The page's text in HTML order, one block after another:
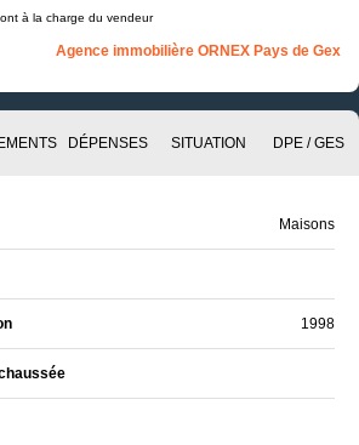
à la charge du vendeur
Agence immobilière ORNEX Pays de Gex
DÉPENSES SITUATION DPE / GES
Maisons
1998